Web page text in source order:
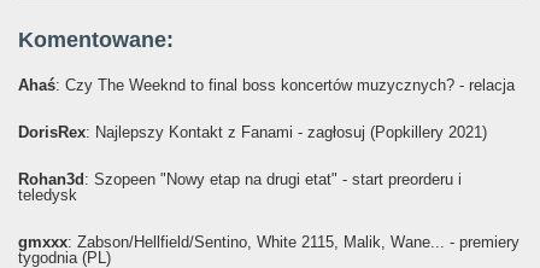
Komentowane:
Ahaś: Czy The Weeknd to final boss koncertów muzycznych? - relacja
DorisRex: Najlepszy Kontakt z Fanami - zagłosuj (Popkillery 2021)
Rohan3d : Szopeen "Nowy etap na drugi etat" - start preorderu i
teledysk
gmxxx: Żabson/Hellfield/Sentino, White 2115, Malik, Wane... - premiery
tygodnia (PL)